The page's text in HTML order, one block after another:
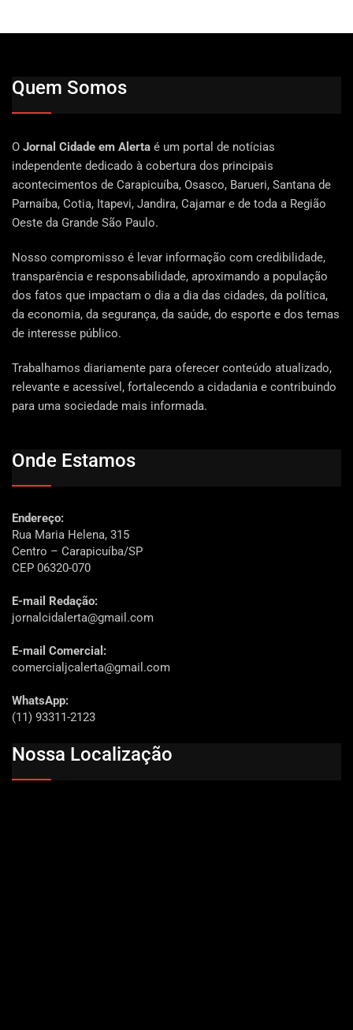
Quem Somos
O Jornal Cidade em Alerta é um portal de notícias
independente dedicado à cobertura dos principais
acontecimentos de Carapicuíba, Osasco, Barueri, Santana de
Parnaíba, Cotia, Itapevi, Jandira, Cajamar e de toda a Região
Oeste da Grande São Paulo.
Nosso compromisso é levar informação com credibilidade,
transparência e responsabilidade, aproximando a população
dos fatos que impactam o dia a dia das cidades, da política,
da economia, da segurança, da saúde, do esporte e dos temas
de interesse público.
Trabalhamos diariamente para oferecer conteúdo atualizado,
relevante e acessível, fortalecendo a cidadania e contribuindo
para uma sociedade mais informada.
Onde Estamos
Endereço:
Rua Maria Helena, 315
Centro – Carapicuíba/SP
CEP 06320-070
E-mail Redação:
jornalcidalerta@gmail.com
E-mail Comercial:
comercialjcalerta@gmail.com
WhatsApp:
(11) 93311-2123
Nossa Localização